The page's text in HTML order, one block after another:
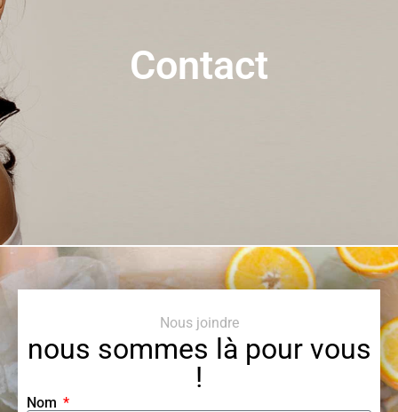
Contact
Nous joindre
nous sommes là pour vous
!
Nom